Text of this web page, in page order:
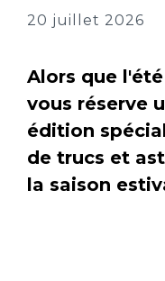
20 juillet 2026
Alors que
vous réserve
édition
de trucs et
la saison